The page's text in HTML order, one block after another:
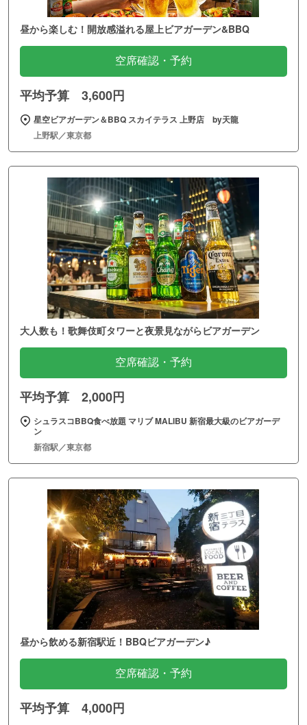
昼から楽しむ！開放感溢れる屋上ビアガーデン&BBQ
空席確認・予約
平均予算 3,600円
星空ビアガーデン＆BBQ スカイテラス 上野店 by天龍
上野駅／東京都
大人数も！歌舞伎町タワーと夜景見ながらビアガーデン
空席確認・予約
平均予算 2,000円
シュラスコBBQ食べ放題 マリブ MALIBU 新宿最大級のビアガーデ
ン
新宿駅／東京都
昼から飲める新宿駅近！BBQビアガーデン♪
空席確認・予約
平均予算 4,000円